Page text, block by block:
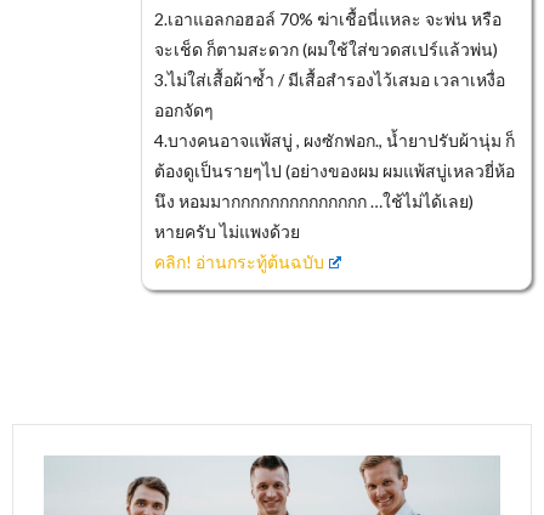
2.เอาแอลกอฮอล์ 70% ฆ่าเชื้อนี่แหละ จะพ่น หรือ
จะเช็ด ก็ตามสะดวก (ผมใช้ใส่ขวดสเปร์แล้วพ่น)
3.ไม่ใส่เสื้อผ้าซ้ำ / มีเสื้อสำรองไว้เสมอ เวลาเหงื่อ
ออกจัดๆ
4.บางคนอาจแพ้สบู่ , ผงซักฟอก., น้ำยาปรับผ้านุ่ม ก็
ต้องดูเป็นรายๆไป (อย่างของผม ผมแพ้สบู่เหลวยี่ห้อ
นึง หอมมากกกกกกกกกกกกกก …ใช้ไม่ได้เลย)
หายครับ ไม่แพงด้วย
คลิก! อ่านกระทู้ต้นฉบับ